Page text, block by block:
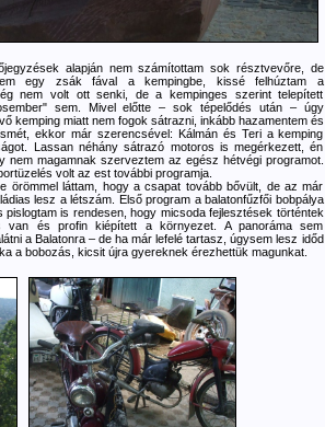
alapján nem számítottam sok résztvevőre, de
egy zsák fával a kempingbe, kissé felhúztam a
nem volt ott senki, de a kempinges szerint telepített
sem. Mivel előtte – sok tépelődés után – úgy
kemping miatt nem fogok sátrazni, inkább hazamentem és
ekkor már szerencsével: Kálmán és Teri a kemping
Lassan néhány sátrazó motoros is megérkezett, én
nem magamnak szerveztem az egész hétvégi programot.
volt az est további programja.
örömmel láttam, hogy a csapat tovább bővült, de az már
lesz a létszám. Első program a balatonfűzfői bobpálya
pislogtam is rendesen, hogy micsoda fejlesztések történtek
és profin kiépített a környezet. A panoráma sem
a Balatonra – de ha már lefelé tartasz, úgysem lesz időd
a bobozás, kicsit újra gyereknek érezhettük magunkat.